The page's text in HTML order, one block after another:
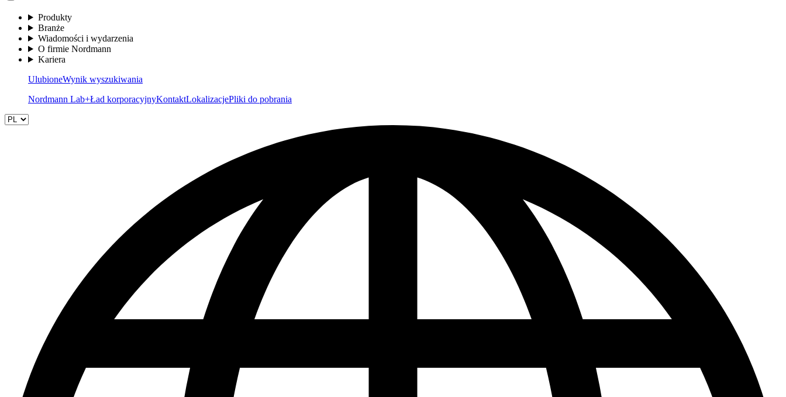
Produkty
Branże
Wiadomości i wydarzenia
O firmie Nordmann
Kariera
UlubioneWynik wyszukiwania
Nordmann Lab+Ład korporacyjnyKontaktLokalizacjePliki do pobrania